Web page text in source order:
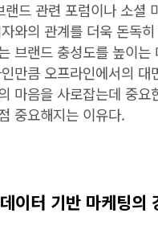
랜드 관련 포럼이나 소셜
와의 관계를 더욱 돈독
브랜드 충성도를 높이는
만큼 오프라인에서의 대
마음을 사로잡는데 중요
중요해지는 이유다.
이터 기반 마케팅의